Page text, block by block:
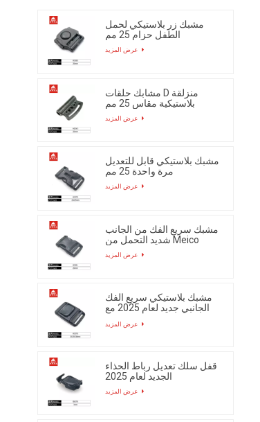
مشبك زر بلاستيكي لحمل
الطفل حزام 25 مم
مشابك حلقات D منزلقة
بلاستيكية مقاس 25 مم
مشبك بلاستيكي قابل للتعديل
مرة واحدة 25 مم
مشبك سريع الفك من الجانب
شديد التحمل من Meico
مشبك بلاستيكي سريع الفك
الجانبي جديد لعام 2025 مع
قفل سلك تعديل رباط الحذاء
الجديد لعام 2025